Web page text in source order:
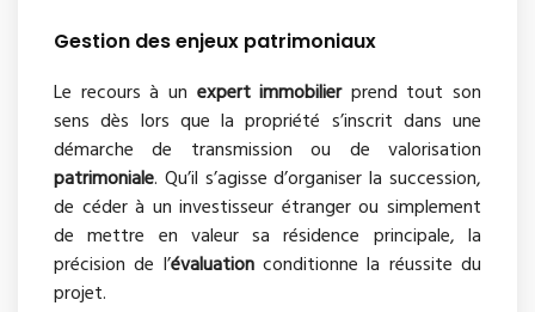
Gestion des enjeux patrimoniaux
Le recours à un expert immobilierprend tout son
sens dès lors que la propriété s’inscrit dans une
démarche de transmission ou de valorisation
patrimoniale. Qu’il s’agisse d’organiser la succession,
de céder à un investisseur étranger ou simplement
de mettre en valeur sa résidence principale, la
précision de l’évaluationconditionne la réussite du
projet.